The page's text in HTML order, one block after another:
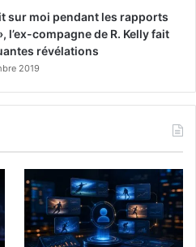
sur moi pendant les rapports
l’ex-compagne de R. Kelly fait
révélations
2019